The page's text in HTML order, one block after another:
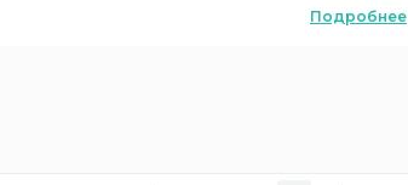
Подробнее